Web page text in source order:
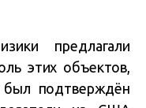
предлагали
этих объектов,
подтверждён